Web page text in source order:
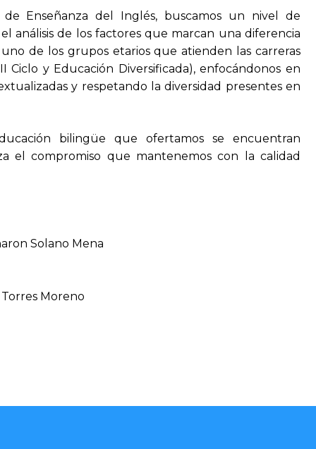
Enseñanza del Inglés, buscamos un nivel de
análisis de los factores que marcan una diferencia
de los grupos etarios que atienden las carreras
Ciclo y Educación Diversificada), enfocándonos en
y respetando la diversidad presentes en
bilingüe que ofertamos se encuentran
el compromiso que mantenemos con la calidad
Solano Mena
Moreno